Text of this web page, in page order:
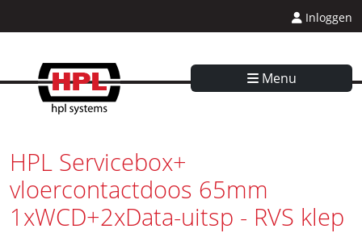
Inloggen
Menu
HPL Servicebox+
vloercontactdoos 65mm
1xWCD+2xData-uitsp - RVS klep